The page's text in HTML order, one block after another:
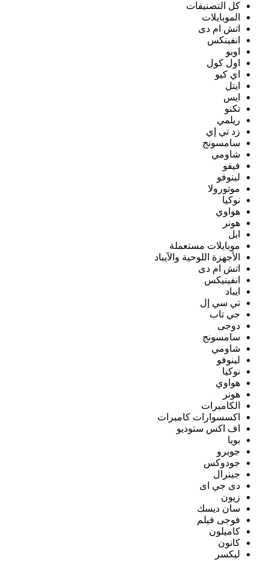
كل التصنيفات
الموبايلات
اتش ام دى
انفينكس
اوبو
اول كول
اي كيو
ايتل
ايس
تكنو
ريلمي
زد تي إي
سامسونج
شاومي
فيفو
لينوفو
موتورولا
نوكيا
هواوي
هونر
ابل
موبايلات مستعملة
الأجهزة اللوحية والآيباد
اتش ام دى
انفينيكس
ايباد
تي سي إل
جي تاب
دوجى
سامسونج
شاومي
لينوفو
نوكيا
هواوي
هونر
الكاميرات
اكسسوارات كاميرات
اف اكس ستوديو
بويا
جوبرو
جودوكس
جينرال
دى جي اى
زيون
سان ديسك
فوجى فيلم
كاميلون
كانون
ليكسر